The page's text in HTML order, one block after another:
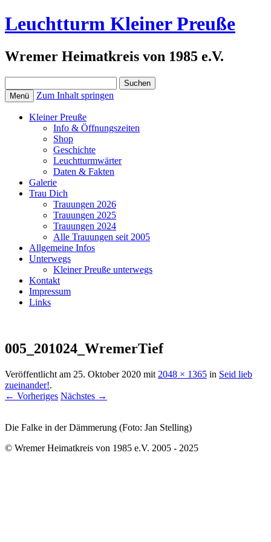
Leuchtturm Kleiner Preuße
Wremer Heimatkreis von 1985 e.V.
nach:
Menü Zum Inhalt springen
Kleiner Preuße
Info & Öffnungszeiten
Shop
Geschichte
Leuchtturmwärter
Daten & Fakten
Galerie
Trau Dich
Trauungen 2026
Trauungen 2025
Trauungen 2024
Alle Trauungen seit 2005
Allgemeine Infos
Unterwegs
Kleiner Preuße unterwegs
Kontakt
Impressum
Links
005_201024_WremerTief
Veröffentlicht am 25. Oktober 2020 mit 2048 × 1365 in Seid lieb
zueinander!.
← Vorheriges Nächstes →
Die Falke in der Dämmerung (Foto: Jan Stelling)
© Wremer Heimatkreis von 1985 e.V. 2005 - 2025